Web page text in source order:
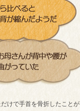
けで手首を骨折したことが